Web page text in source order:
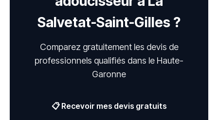
Salvetat-Saint-Gilles ?
Comparez gratuitement les devis de
professionnels qualifiés dans le Haute-
Garonne
📋 Recevoir mes devis gratuits